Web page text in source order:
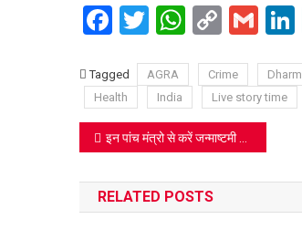
Facebook
TwitterCopy
Tagged AGRA Crime
Health
India Live story time
Post
navigation
इन पांच मंत्रो से करें जन्माष्टमी पर बाल गोपाल की पूजा, होंगी सभी मनोकामनाएं पूरी
RELATED POSTS